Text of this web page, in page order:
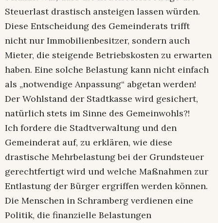
Steuerlast drastisch ansteigen lassen würden.
Diese Entscheidung des Gemeinderats trifft
nicht nur Immobilienbesitzer, sondern auch
Mieter, die steigende Betriebskosten zu erwarten
haben. Eine solche Belastung kann nicht einfach
als „notwendige Anpassung“ abgetan werden!
Der Wohlstand der Stadtkasse wird gesichert,
natürlich stets im Sinne des Gemeinwohls?!
Ich fordere die Stadtverwaltung und den
Gemeinderat auf, zu erklären, wie diese
drastische Mehrbelastung bei der Grundsteuer
gerechtfertigt wird und welche Maßnahmen zur
Entlastung der Bürger ergriffen werden können.
Die Menschen in Schramberg verdienen eine
Politik, die finanzielle Belastungen